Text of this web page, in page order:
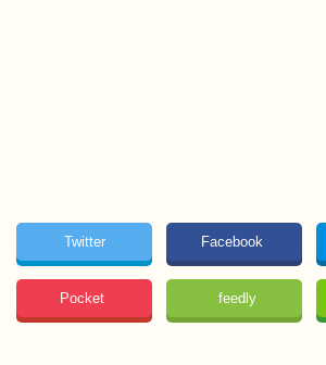
Twitter Facebook
Pocket feedly